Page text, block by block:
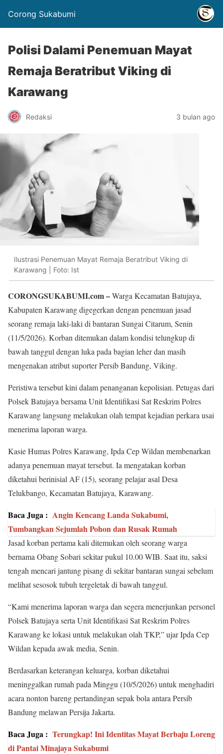
Corong Sukabumi
Polisi Dalami Penemuan Mayat
Remaja Beratribut Viking di
Karawang
Redaksi 3 bulan ago
Ilustrasi Penemuan Mayat Remaja Beratribut Viking di
Karawang | Foto: Ist
CORONGSUKABUMI.com –Warga Kecamatan Batujaya,
Kabupaten Karawang digegerkan dengan penemuan jasad
seorang remaja laki-laki di bantaran Sungai Citarum, Senin
(11/5/2026). Korban ditemukan dalam kondisi telungkup di
bawah tanggul dengan luka pada bagian leher dan masih
mengenakan atribut suporter Persib Bandung, Viking.
Peristiwa tersebut kini dalam penanganan kepolisian. Petugas dari
Polsek Batujaya bersama Unit Identifikasi Sat Reskrim Polres
Karawang langsung melakukan olah tempat kejadian perkara usai
menerima laporan warga.
Kasie Humas Polres Karawang, Ipda Cep Wildan membenarkan
adanya penemuan mayat tersebut. Ia mengatakan korban
diketahui berinisial AF (15), seorang pelajar asal Desa
Telukbango, Kecamatan Batujaya, Karawang.
Baca Juga : Angin Kencang Landa Sukabumi,
Tumbangkan Sejumlah Pohon dan Rusak Rumah
Jasad korban pertama kali ditemukan oleh seorang warga
bernama Obang Sobari sekitar pukul 10.00 WIB. Saat itu, saksi
tengah mencari jantung pisang di sekitar bantaran sungai sebelum
melihat sesosok tubuh tergeletak di bawah tanggul.
“Kami menerima laporan warga dan segera menerjunkan personel
Polsek Batujaya serta Unit Identifikasi Sat Reskrim Polres
Karawang ke lokasi untuk melakukan olah TKP,” ujar Ipda Cep
Wildan kepada awak media, Senin.
Berdasarkan keterangan keluarga, korban diketahui
meninggalkan rumah pada Minggu (10/5/2026) untuk menghadiri
acara nonton bareng pertandingan sepak bola antara Persib
Bandung melawan Persija Jakarta.
Baca Juga : Terungkap! Ini Identitas Mayat Berbaju Loreng
di Pantai Minajaya Sukabumi